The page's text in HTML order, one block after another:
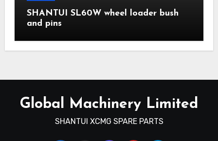
SHANTUI SL60W wheel loader bush
and pins
Global Machinery Limited
SHANTUI XCMG SPARE PARTS